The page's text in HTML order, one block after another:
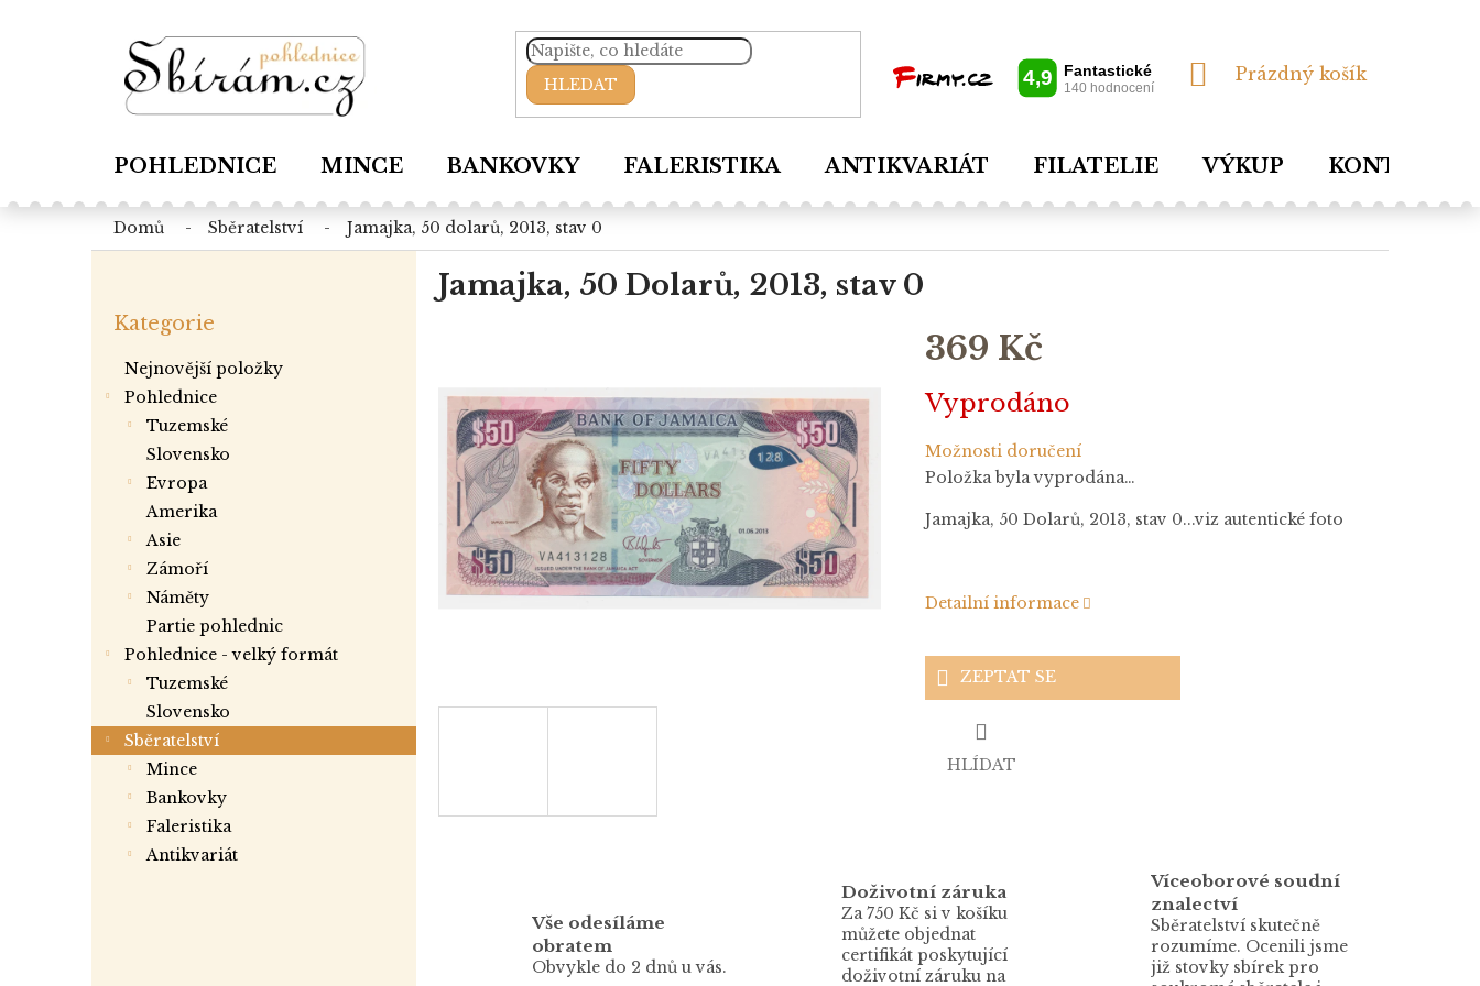
HLEDAT
NÁKUPNÍ
Prázdný košík
POHLEDNICE MINCE BANKOVKY FALERISTIKA ANTIKVARIÁT FILATELIE VÝKUP KONTAKTY
domů sběratelství jamajka, 50 dolarů, 2013, stav 0
kategorie
Kategorie
Nejnovější položky
Pohlednice
tuzemské
slovensko
evropa
amerika
asie
zámoří
náměty
partie pohlednic
Pohlednice - velký formát
tuzemské
slovensko
Sběratelství
mince
bankovky
faleristika
antikvariát
Jamajka, 50 Dolarů, 2013, stav 0
369 Kč
cena:
Vyprodáno
Možnosti doručení
Položka byla vyprodána…
Jamajka, 50 Dolarů, 2013, stav 0...viz autentické foto
Detailní informace
ZEPTAT SE
HLÍDAT
Vše odesíláme
obratem
Obvykle do 2 dnů u vás.
Doživotní záruka
Za 750 Kč si v košíku
můžete objednat
certifikát poskytující
doživotní záruku na
Víceoborové soudní
znalectví
Sběratelství skutečně
rozumíme. Ocenili jsme
již stovky sbírek pro